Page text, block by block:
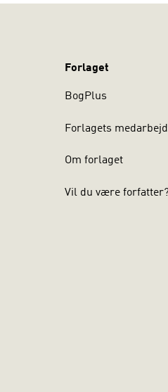
Forlaget
BogPlus
Forlagets
Om forlaget
Vil du være